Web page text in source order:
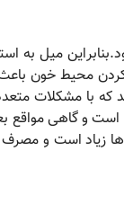
میل به
محیط خون
که با مشکلات
است و گاهی مواقع
زیاد است و مصرف